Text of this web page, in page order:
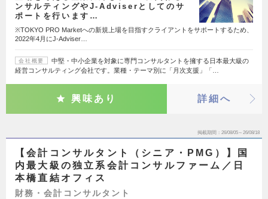
ンサルティングやJ-Adviserとしてのサ
ポートを行います…
※TOKYO PRO Marketへの新規上場を目指すクライアントをサポートするため、
2022年4月にJ-Adviser…
会社概要
中堅・中小企業を対象に専門コンサルタントを擁する日本最大級の
経営コンサルティング会社です。業種・テーマ別に「月次支援」「…
興味あり 詳細へ
掲載期間 26/08/05～26/08/18
【会計コンサルタント（シニア・PMG）】国
内最大級の独立系会計コンサルファーム／日
本橋直結オフィス
財務・会計コンサルタント